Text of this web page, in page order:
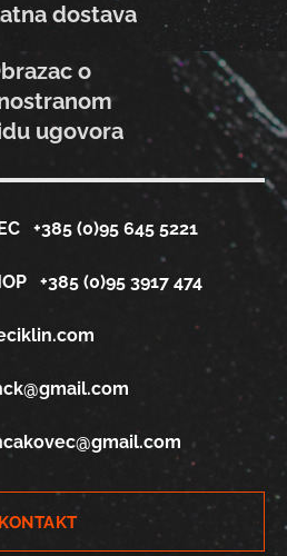
dostava
o
ugovora
+385 (0)95 645 5221
+385 (0)95 3917 474
KONTAKT